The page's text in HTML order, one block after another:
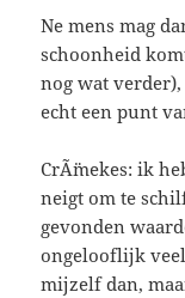
Ne mens mag
schoonheid
nog wat
echt een punt
CrÃ¨mekes: ik
neigt om te
gevonden
ongelooflijk
mijzelf dan,